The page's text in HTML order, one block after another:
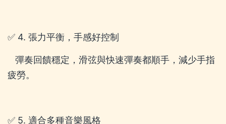
✅ 4. 張力平衡，手感好控制
彈奏回饋穩定，滑弦與快速彈奏都順手，減少手指
疲勞。
✅ 5. 適合多種音樂風格